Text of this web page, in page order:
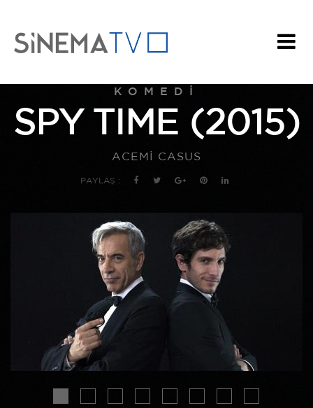
KOMEDI
SPY TIME (2015)
ACEMİ CASUS
PAYLAŞ :